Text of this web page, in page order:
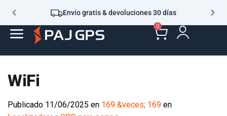
Envío gratis & devoluciones 30 días
0
WiFi
Publicado 11/06/2025 en 169 &veces; 169 en